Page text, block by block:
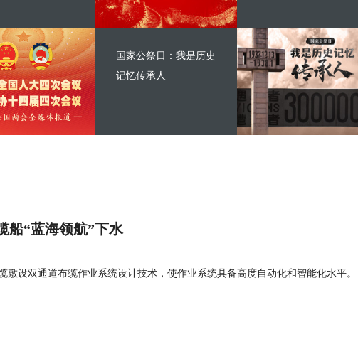
国家公祭日：我是历史
记忆传承人
船“蓝海领航”下水
敷设双通道布缆作业系统设计技术，使作业系统具备高度自动化和智能化水平。